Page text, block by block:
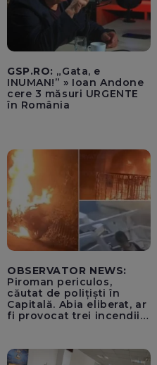
GSP.RO: „Gata, e
INUMAN!” » Ioan Andone
cere 3 măsuri URGENTE
în România
OBSERVATOR NEWS:
Piroman periculos,
căutat de polițiști în
Capitală. Abia eliberat, ar
fi provocat trei incendii